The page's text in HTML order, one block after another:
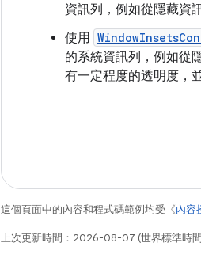
資訊列，例如從隱藏資
使用
的系統資訊列，例如從
有一定程度的透明度，
這個頁面中的內容和程式碼範例均受《內容
上次更新時間：2026-08-07 (世界標準時間